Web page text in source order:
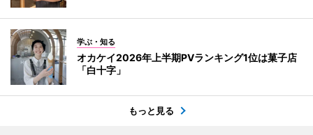
学ぶ・知る
オカケイ2026年上半期PVランキング1位は菓子店
「白十字」
もっと見る